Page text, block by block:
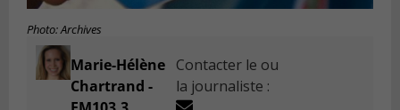
Photo: Archives
Marie-Hélène
Chartrand -
Contacter le ou
la journaliste :